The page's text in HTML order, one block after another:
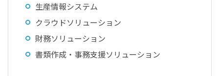
生産情報システム
クラウドソリューション
財務ソリューション
書類作成・事務支援ソリューション